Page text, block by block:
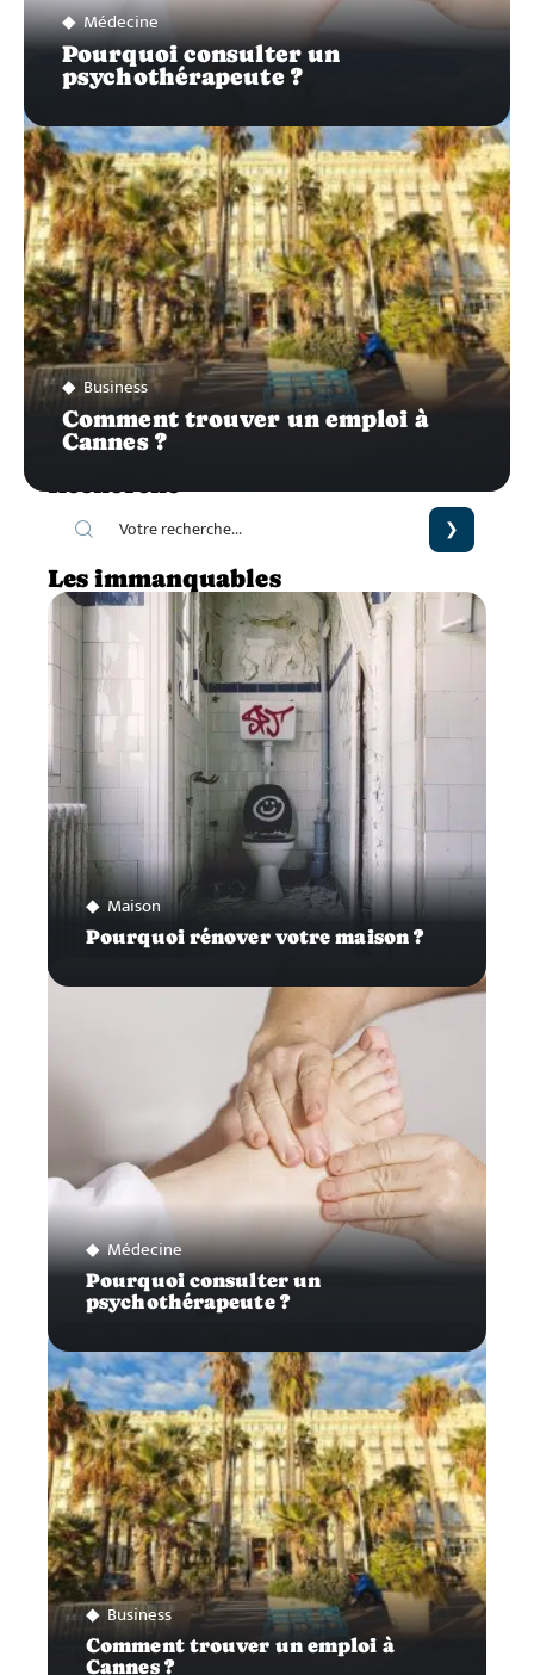
Médecine
Pourquoi consulter un
psychothérapeute ?
Business
Comment trouver un emploi à
Cannes ?
Les immanquables
Maison
Pourquoi rénover votre maison ?
Médecine
Pourquoi consulter un
psychothérapeute ?
Business
Comment trouver un emploi à
Cannes ?